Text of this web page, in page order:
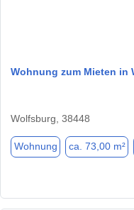
Wohnung zum Mieten in
Wolfsburg, 38448
Wohnung ca. 73,00 m²